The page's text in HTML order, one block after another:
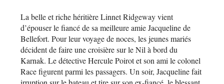
La belle et riche héritière Linnet Ridgeway vient
d’épouser le fiancé de sa meilleure amie Jacqueline de
Bellefort. Pour leur voyage de noces, les jeunes mariés
décident de faire une croisière sur le Nil à bord du
Karnak. Le détective Hercule Poirot et son ami le colonel
Race figurent parmi les passagers. Un soir, Jacqueline fait